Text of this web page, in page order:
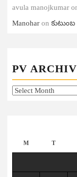
avula manojkumar
Manohar on
PV
PV
M T